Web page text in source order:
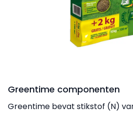
Greentime componenten
Greentime bevat stikstof (N)